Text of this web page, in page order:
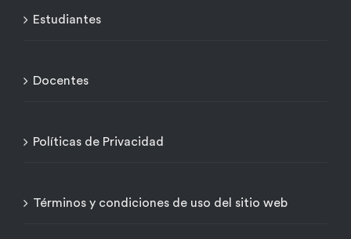
Estudiantes
Docentes
Políticas de Privacidad
Términos y condiciones de uso del sitio web